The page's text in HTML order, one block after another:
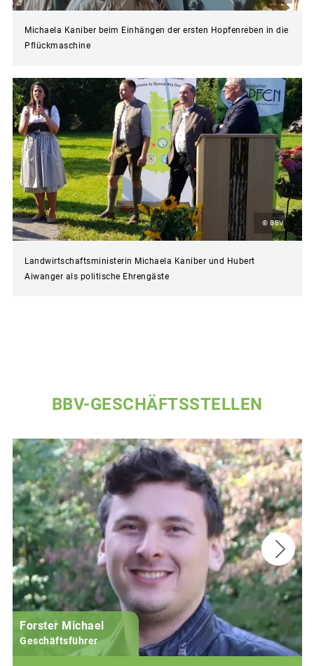
Michaela Kaniber beim Einhängen der ersten Hopfenreben in die
Pflückmaschine
© BBV
Landwirtschaftsministerin Michaela Kaniber und Hubert
Aiwanger als politische Ehrengäste
BBV-GESCHÄFTSSTELLEN
Forster Michael
Geschäftsführer